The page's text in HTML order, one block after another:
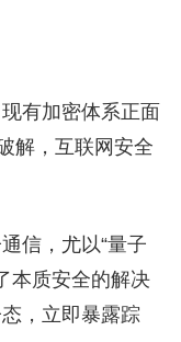
有加密体系正面
解，互联网安全
信，尤以“量子
本质安全的解决
，立即暴露踪